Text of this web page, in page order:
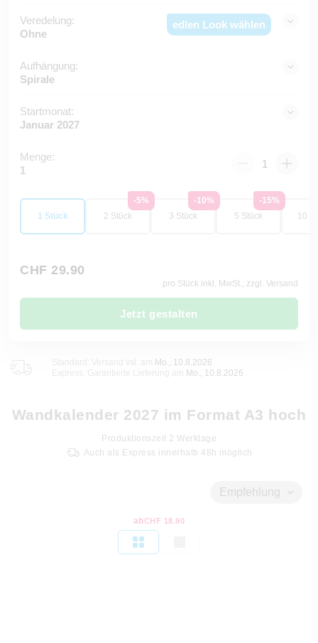
Veredelung:
Ohne
edlen Look wählen
Aufhängung:
Spirale
Startmonat:
Januar 2027
Menge:
1
1 Stück
-5%
2 Stück
-10%
3 Stück
-15%
5 Stück
10
CHF 29.90
pro Stück inkl. MwSt., zzgl. Versand
Jetzt gestalten
Mo., 10.8.2026
Express: Garantierte Lieferung am
Mo., 10.8.2026
Wandkalender 2027 im Format A3 hoch
Produktionszeit 2 Werktage
Auch als Express innerhalb 48h möglich
Empfehlung
abCHF 18.90